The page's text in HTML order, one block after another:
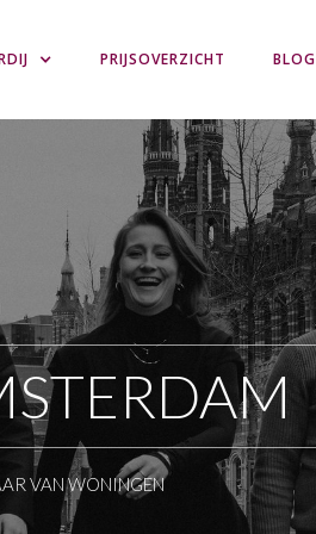
PRIJSOVERZICHT BLOG
VAN WONINGEN